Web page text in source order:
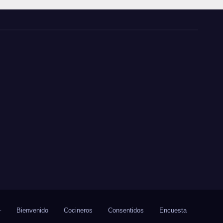
Bienvenido Cocineros Consentidos Encuesta